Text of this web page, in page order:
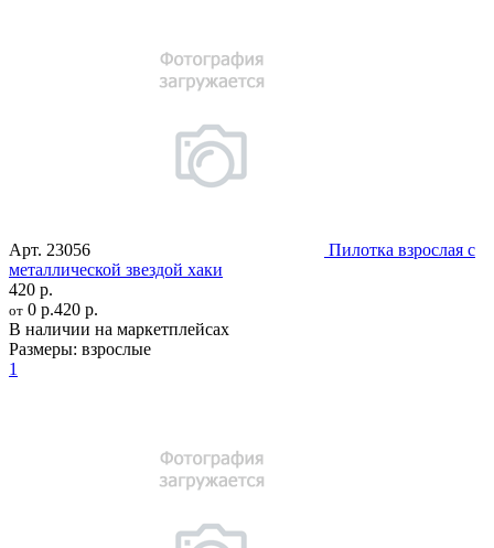
Арт. 23056
Пилотка взрослая с
металлической звездой хаки
420 р.
от 0 р.420 р.
В наличии на маркетплейсах
Размеры: взрослые
1